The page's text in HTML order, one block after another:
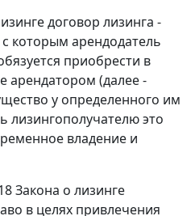
договор лизинга -
которым арендодатель
приобрести в
арендатором (далее -
у определенного им
лизингополучателю это
владение и
Закона о лизинге
в целях привлечения